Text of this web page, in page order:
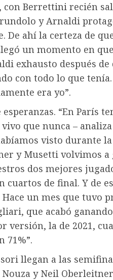
con Berrettini recién
y Arnaldi
De ahí la certeza de
un momento en
exhausto después
con todo lo que
era yo”.
“En París
que nunca –
visto durante la
y Musetti volvimos a
dos mejores
cuartos de final. Y de
un mes que tuvo
que acabó
versión, la de 2021,
71%”.
llegan a las
y Neil